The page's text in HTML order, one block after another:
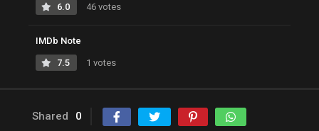
6.0 46 votes
IMDb Note
7.5 1 votes
Shared 0